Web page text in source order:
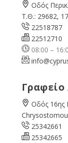
Οδός
Τ.Θ.: 29682,
22518787
22512710
08:00 –
Οδός 16ης
25342661
25342665